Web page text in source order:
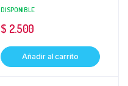
DISPONIBLE
$ 2.500
Añadir al carrito